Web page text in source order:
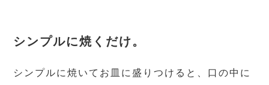
シンプルに焼くだけ。
シンプルに焼いてお皿に盛りつけると、口の中に